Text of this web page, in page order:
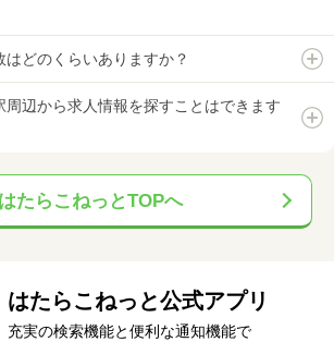
はどのくらいありますか？
周辺から求人情報を探すことはできます
はたらこねっとTOPへ
はたらこねっと公式アプリ
充実の検索機能と便利な通知機能で